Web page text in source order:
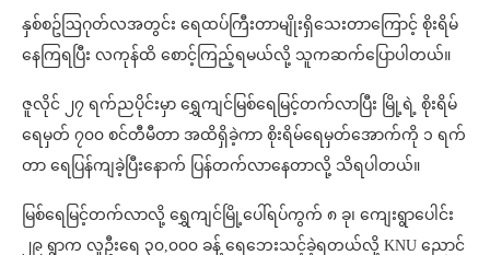
နှစ်စဥ်ဩဂုတ်လအတွင်း ရေထပ်ကြီးတာမျိုးရှိသေးတာကြောင့် စိုးရိမ်
နေကြရပြီး လကုန်ထိ စောင့်ကြည့်ရမယ်လို့ သူကဆက်ပြောပါတယ်။
ဇူလိုင် ၂၇ ရက်ညပိုင်းမှာ ရွှေကျင်မြစ်ရေမြင့်တက်လာပြီး မြို့ရဲ့ စိုးရိမ်
ရေမှတ် ၇၀၀ စင်တီမီတာ အထိရှိခဲ့ကာ စိုးရိမ်ရေမှတ်အောက်ကို ၁ ရက်
တာ ရေပြန်ကျခဲ့ပြီးနောက် ပြန်တက်လာနေတာလို့ သိရပါတယ်။
မြစ်ရေမြင့်တက်လာလို့ ရွှေကျင်မြို့ပေါ်ရပ်ကွက် ၈ ခု၊ ကျေးရွာပေါင်း
၂၉ ရွာက လူဦးရေ ၃၀,၀၀၀ ခန့် ရေဘေးသင့်ခဲ့ရတယ်လို့ KNU ညောင်